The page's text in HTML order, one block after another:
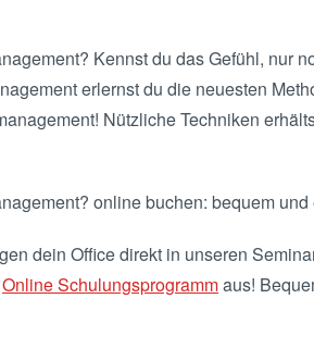
Kennst du das Gefühl, nur
erlernst du die neuesten
Nützliche Techniken
online buchen: bequem
dein Office direkt in unseren
Online Schulungsprogrammaus!